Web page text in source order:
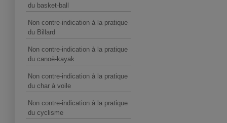
du basket-ball
Non contre-indication à la pratique
du Billard
Non contre-indication à la pratique
du canoë-kayak
Non contre-indication à la pratique
du char à voile
Non contre-indication à la pratique
du cyclisme